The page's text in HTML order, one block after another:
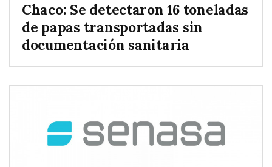
Chaco: Se detectaron 16 toneladas
de papas transportadas sin
documentación sanitaria